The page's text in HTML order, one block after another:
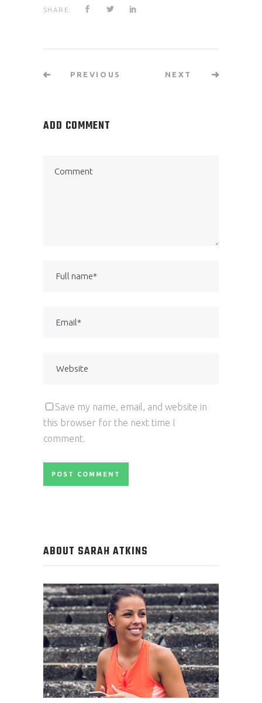
SHARE:
PREVIOUS NEXT
ADD COMMENT
Save my name, email, and website in
this browser for the next time I
comment.
ABOUT SARAH ATKINS